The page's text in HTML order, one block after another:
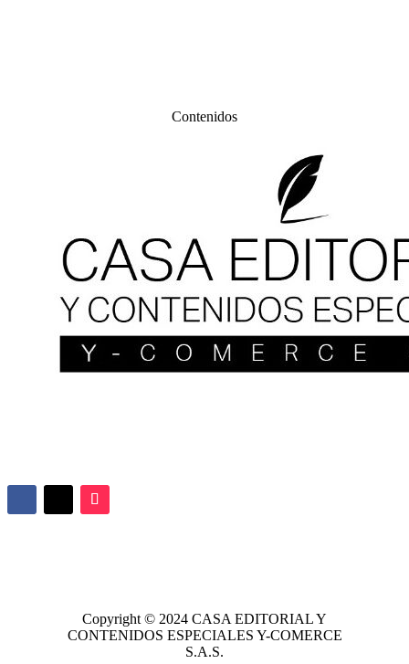
Contenidos
Copyright © 2024 CASA EDITORIALY
CONTENIDOS ESPECIALES Y-COMERCE
S.A.S.